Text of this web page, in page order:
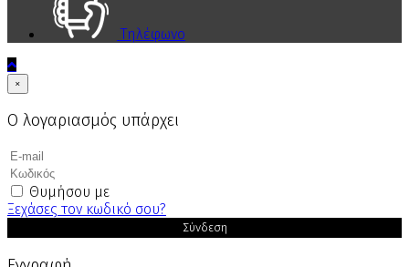
Τηλέφωνο
×
Ο λογαριασμός υπάρχει
Θυμήσου με
Ξεχάσες τον κωδικό σου?
Σύνδεση